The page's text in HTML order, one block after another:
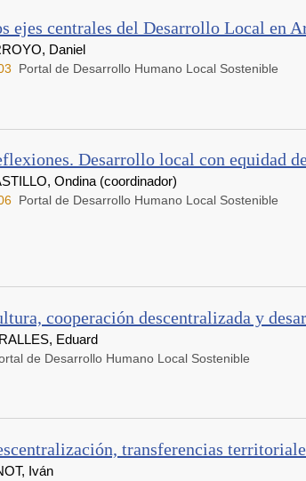
ejes centrales del Desarrollo Local en
Daniel
Portal de Desarrollo Humano Local Sostenible
Desarrollo local con equidad
Ondina (coordinador)
Portal de Desarrollo Humano Local Sostenible
cooperación descentralizada y
Eduard
de Desarrollo Humano Local Sostenible
transferencias
Iván